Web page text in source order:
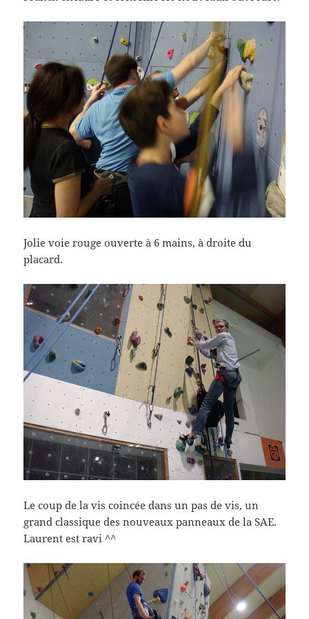
Jolie voie rouge ouverte à 6 mains, à droite du
placard.
Le coup de la vis coincée dans un pas de vis, un
grand classique des nouveaux panneaux de la SAE.
Laurent est ravi ^^